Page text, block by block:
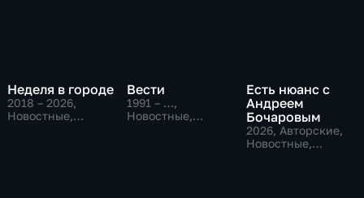
Неделя в городе
2018 – 2026,
Новостные,
Вести
1991 – …,
Новостные,
Есть нюанс с
Андреем
Бочаровым
2026, Авторские,
Новостные,